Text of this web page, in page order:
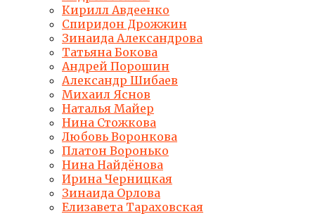
Кирилл Авдеенко
Спиридон Дрожжин
Зинаида Александрова
Татьяна Бокова
Андрей Порошин
Александр Шибаев
Михаил Яснов
Наталья Майер
Нина Стожкова
Любовь Воронкова
Платон Воронько
Нина Найдёнова
Ирина Черницкая
Зинаида Орлова
Елизавета Тараховская